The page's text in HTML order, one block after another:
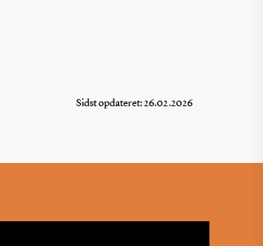
Sidst opdateret: 26.02.2026